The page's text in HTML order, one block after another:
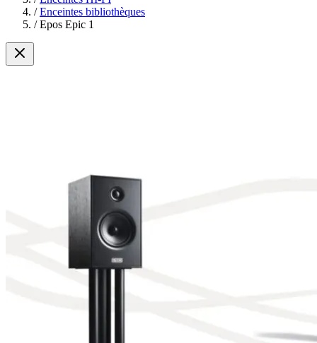
/ Enceintes bibliothèques
/ Epos Epic 1